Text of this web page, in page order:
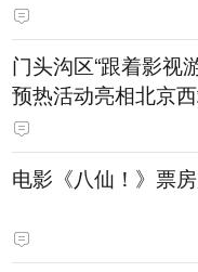
门头沟区“跟着影视
预热活动亮相北京
电影《八仙！》票